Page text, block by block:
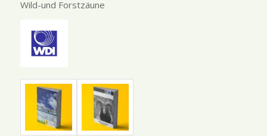
Wild-und Forstzäune